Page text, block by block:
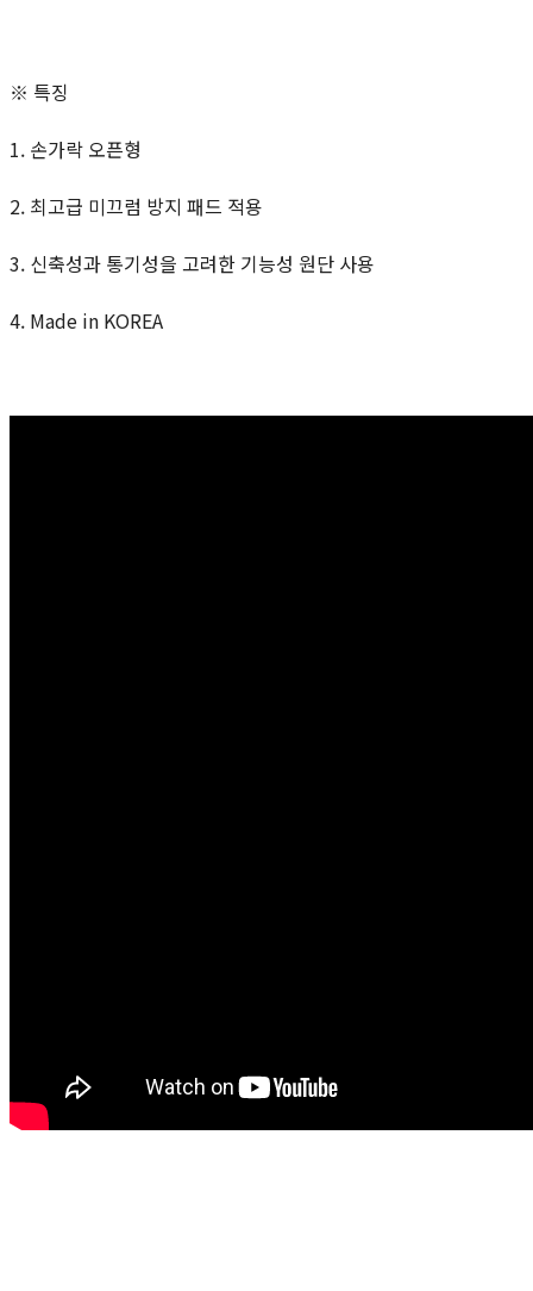
※ 특징
1. 손가락 오픈형
2. 최고급 미끄럼 방지 패드 적용
3. 신축성과 통기성을 고려한 기능성 원단 사용
4. Made in KOREA